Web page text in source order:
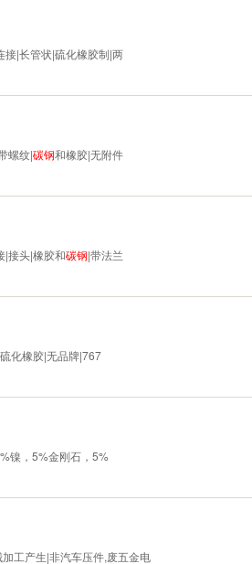
接|长管状|硫化橡胶制|两
螺纹|碳钢和橡胶|无附件
|接头|橡胶和碳钢|带法兰
化橡胶|无品牌|767
镍，5%金刚石，5%
加工产生|非汽车压件,废五金电